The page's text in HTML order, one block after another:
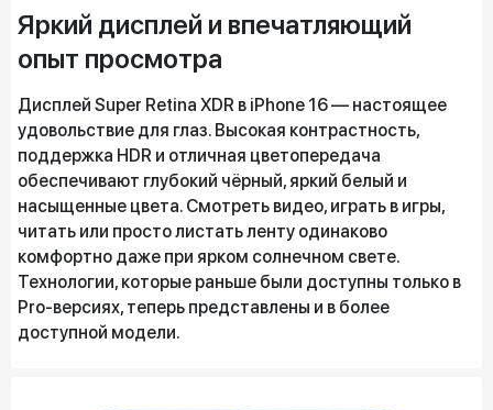
Яркий дисплей и впечатляющий
опыт просмотра
Дисплей Super Retina XDR в iPhone 16 — настоящее
удовольствие для глаз. Высокая контрастность,
поддержка HDR и отличная цветопередача
обеспечивают глубокий чёрный, яркий белый и
насыщенные цвета. Смотреть видео, играть в игры,
читать или просто листать ленту одинаково
комфортно даже при ярком солнечном свете.
Технологии, которые раньше были доступны только в
Pro-версиях, теперь представлены и в более
доступной модели.